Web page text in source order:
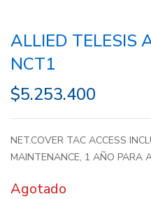
ALLIED TELESIS
NCT1
$5.253.400
NET.COVER TAC ACCESS
MAINTENANCE, 1 AÑO PARA
Agotado